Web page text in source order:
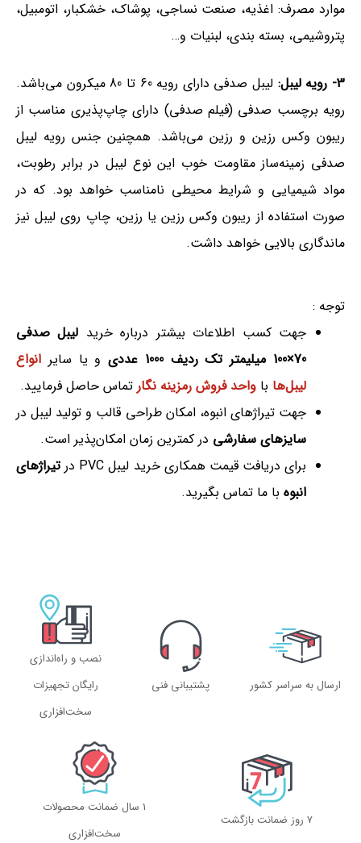
موارد مصرف: اغذیه، صنعت نساجی، پوشاک، خشکبار، اتومبیل،
پتروشیمی، بسته بندی، لبنیات و…
3- رویه لیبل:
لیبل صدفی دارای رویه 60 تا 80 میکرون می‌باشد.
رویه برچسب صدفی (فیلم صدفی) دارای چاپ‌پذیری مناسب از
ریبون وکس رزین و رزین می‌باشد. همچنین جنس رویه لیبل
صدفی زمینه‌ساز مقاومت خوب این نوع لیبل در برابر رطوبت،
مواد شیمیایی و شرایط محیطی نامناسب خواهد بود. که در
صورت استفاده از ریبون وکس رزین یا رزین، چاپ روی لیبل نیز
ماندگاری بالایی خواهد داشت.
توجه :
جهت کسب اطلاعات بیشتر درباره خرید لیبل صدفی
70×100 میلیمتر تک ردیف 1000 عددی
و یا سایر انواع
لیبل‌ها با واحد فروش رمزینه نگار تماس حاصل فرمایید.
جهت تیراژهای انبوه، امکان طراحی قالب و تولید لیبل در
سایزهای سفارشی در کمترین زمان امکان‌پذیر است.
برای دریافت قیمت همکاری خرید لیبل PVC در
تیراژهای
انبوه با ما تماس بگیرید.
ارسال به سراسر کشور پشتیبانی فنی
نصب و راه‌اندازی
رایگان تجهیزات
سخت‌افزاری
۷ روز ضمانت بازگشت
1 سال ضمانت محصولات
سخت‌افزاری